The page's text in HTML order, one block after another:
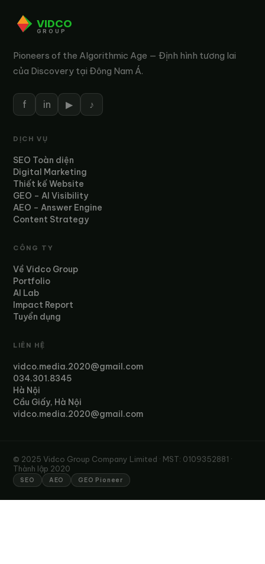
VIDCO
GROUP
Pioneers of the Algorithmic Age — Định hình tương lai
của Discovery tại Đông Nam Á.
f in ▶ ♪
DỊCH VỤ
SEO Toàn diện
Digital Marketing
Thiết kế Website
GEO – AI Visibility
AEO – Answer Engine
Content Strategy
CÔNG TY
Về Vidco Group
Portfolio
AI Lab
Impact Report
Tuyển dụng
LIÊN HỆ
vidco.media.2020@gmail.com
034.301.8345
Hà Nội
Cầu Giấy, Hà Nội
vidco.media.2020@gmail.com
© 2025 Vidco Group Company Limited · MST: 0109352881 ·
Thành lập 2020
SEO AEO GEO Pioneer